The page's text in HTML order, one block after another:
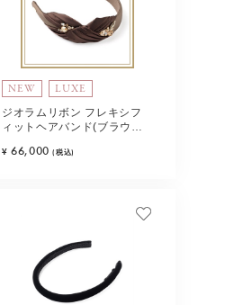
NEW LUXE
ジオラムリボン フレキシフ
ィットヘアバンド(ブラウン
¥ 66,000 (税込)